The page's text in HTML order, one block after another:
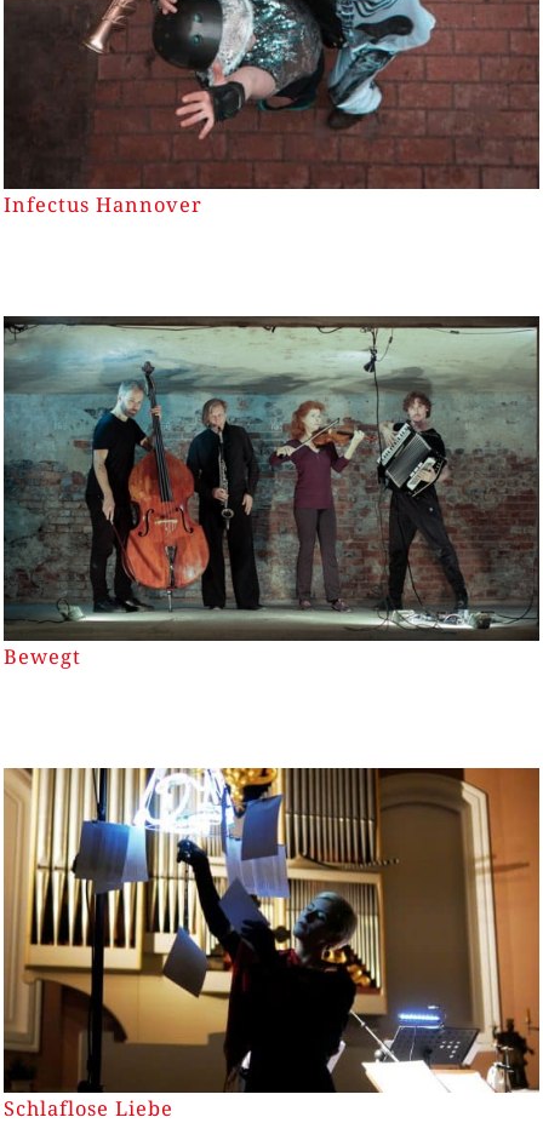
Infectus Hannover
Bewegt
Schlaflose Liebe